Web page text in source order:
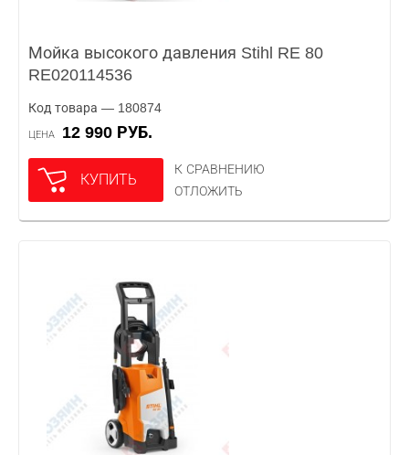
Мойка высокого давления Stihl RE 80
RE020114536
Код товара — 180874
ЦЕНА 12 990 РУБ.
КУПИТЬ
К СРАВНЕНИЮ
ОТЛОЖИТЬ